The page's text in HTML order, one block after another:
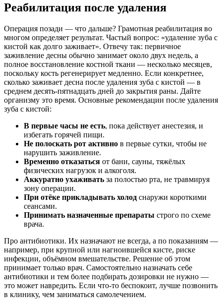
Реабилитация после удаления
Операция позади — что дальше? Грамотная реабилитация во
многом определяет результат. Частый вопрос: «удаление зуба с
кистой как долго заживает». Отвечу так: первичное
заживление десны обычно занимает около двух недель, а
полное восстановление костной ткани — несколько месяцев,
поскольку кость регенерирует медленно. Если конкретнее,
сколько заживает десна после удаления зуба с кистой — в
среднем десять-пятнадцать дней до закрытия раны. Дайте
организму это время. Основные рекомендации после удаления
зуба с кистой:
В первые часы не есть, пока действует анестезия, и
избегать горячей пищи.
Не полоскать рот активно в первые сутки, чтобы не
нарушить заживление.
Временно отказаться от бани, сауны, тяжёлых
физических нагрузок и алкоголя.
Аккуратно ухаживать за полостью рта, не травмируя
зону операции.
При отёке прикладывать холод снаружи короткими
сеансами.
Принимать назначенные препараты строго по схеме
врача.
Про антибиотики. Их назначают не всегда, а по показаниям —
например, при крупной или нагноившейся кисте, риске
инфекции, объёмном вмешательстве. Решение об этом
принимает только врач. Самостоятельно назначать себе
антибиотики и тем более подбирать дозировки не нужно —
это может навредить. Если что-то беспокоит, лучше позвонить
в клинику, чем заниматься самолечением.